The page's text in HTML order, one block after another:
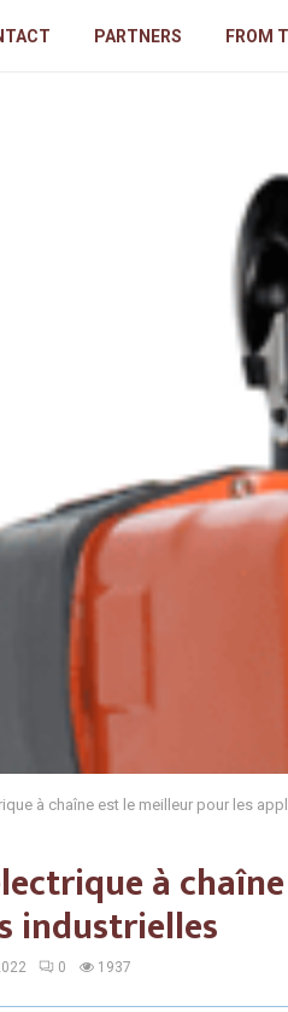
PARTNERS FROM
à chaîne est le meilleur pour les
à
industrielles
0 1937